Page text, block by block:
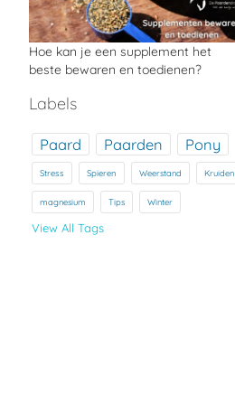
Hoe kan je een supplement het
beste bewaren en toedienen?
Labels
Paard Paarden Pony
Stress Spieren Weerstand Kruiden
magnesium Tips Winter
View All Tags